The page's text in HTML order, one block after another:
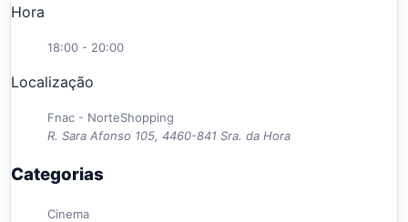
Hora
18:00 - 20:00
Localização
Fnac - NorteShopping
R. Sara Afonso 105, 4460-841 Sra. da Hora
Categorias
Cinema